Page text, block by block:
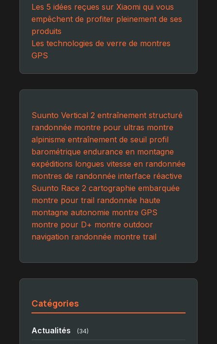
Les 5 idées reçues sur Xiaomi qui vous
empêchent de profiter pleinement de ses
produits
Les technologies de verre de montres
GPS
Suunto Vertical 2 entraînement structuré
randonnée montre pour ultras montre
alpinisme entraînement de seuil profil
barométrique endurance en montagne
expéditions longues vitesse en randonnée
montres de randonnée interface réactive
Suunto Race 2 cartographie embarquée
montre pour trail randonnée haute
montagne autonomie montre GPS
montre pour D+ montre outdoor
navigation randonnée montre trail
Catégories
Actualités (34)